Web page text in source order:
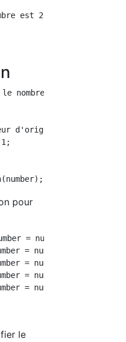
est 2(La valeur a été
nombre
d'origine de 1 et
1;
pour
= number + 1;
= number - 1;
= number * 1;
= number / 1;
le